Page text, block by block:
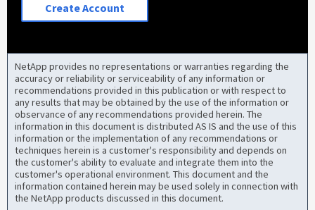
Create Account
NetApp provides no representations or warranties regarding the
accuracy or reliability or serviceability of any information or
recommendations provided in this publication or with respect to
any results that may be obtained by the use of the information or
observance of any recommendations provided herein. The
information in this document is distributed AS IS and the use of this
information or the implementation of any recommendations or
techniques herein is a customer's responsibility and depends on
the customer's ability to evaluate and integrate them into the
customer's operational environment. This document and the
information contained herein may be used solely in connection with
the NetApp products discussed in this document.